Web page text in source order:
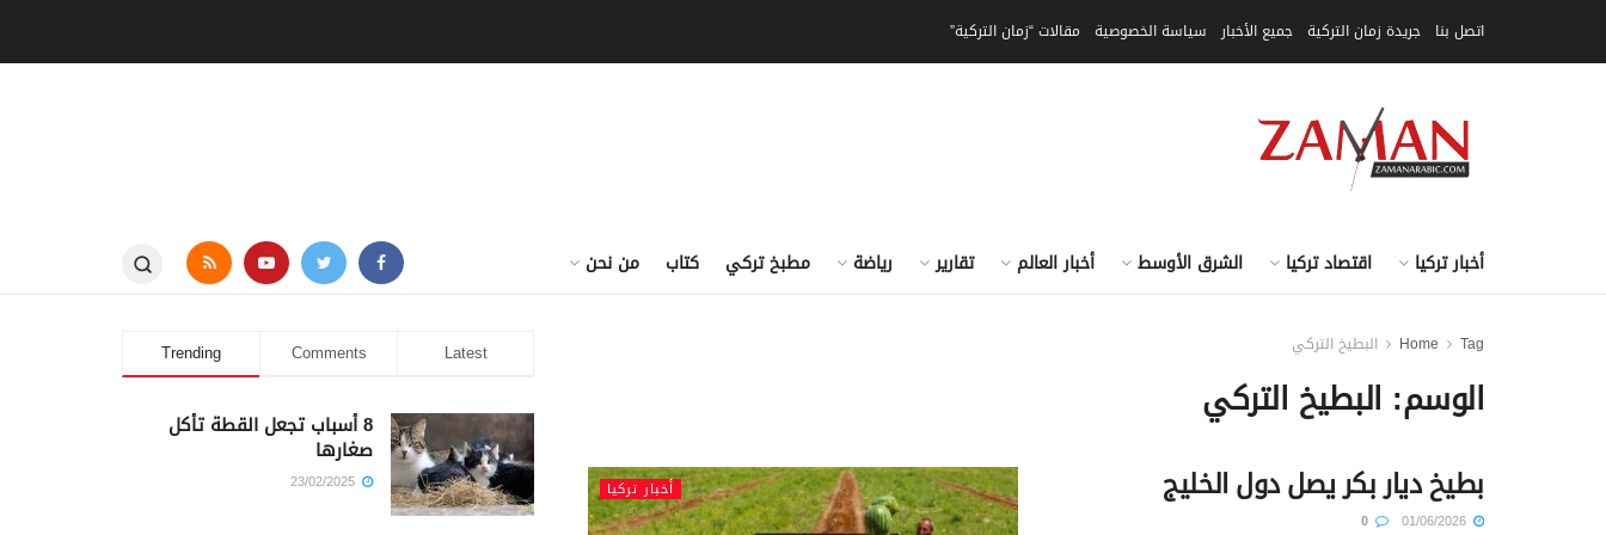
اتصل بنا جريدة زمان التركية جميع الأخبار سياسة الخصوصية مقالات “زمان التركية”
أخبار تركيا اقتصاد تركيا الشرق الأوسط أخبار العالم تقارير رياضة مطبخ تركي كتاب من نحن
Home Tag البطيخ التركي
الوسم: البطيخ التركي
أخبار تركيا بطيخ ديار بكر يصل دول الخليج
Trending Comments Latest
8 أسباب تجعل القطة تأكل
صغارها